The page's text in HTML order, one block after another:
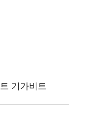
기가비트